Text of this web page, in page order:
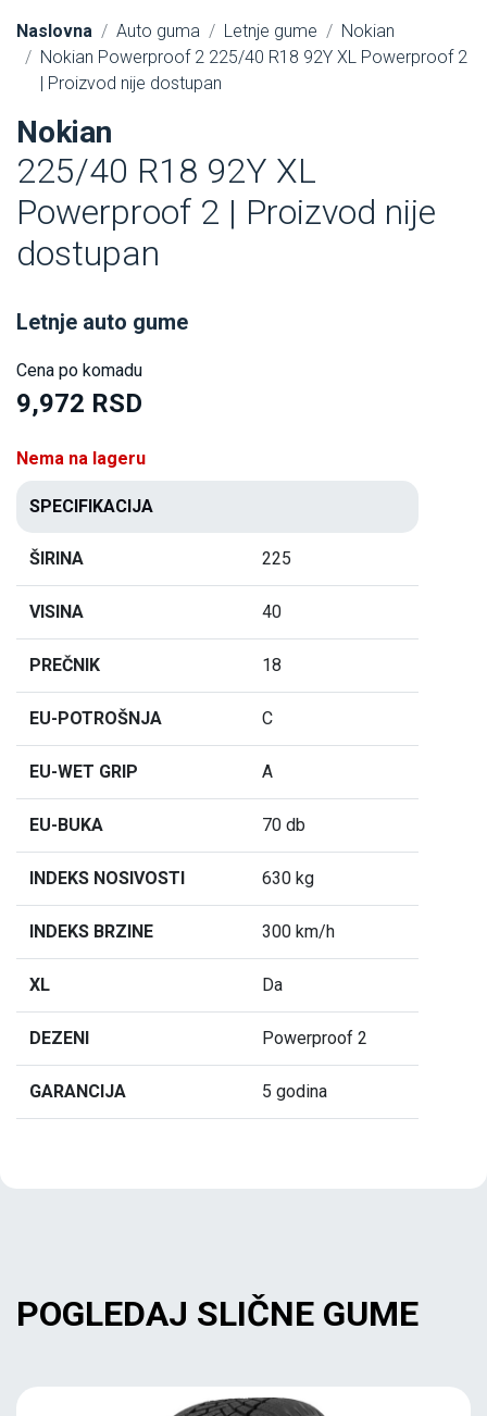
Naslovna Auto guma Letnje gume
Nokian
Nokian Powerproof 2 225/40 R18 92Y XL Powerproof 2
| Proizvod nije dostupan
Nokian
225/40 R18 92Y XL
Powerproof 2 | Proizvod nije
dostupan
Letnje auto gume
Cena po komadu
9,972 RSD
Nema na lageru
SPECIFIKACIJA
ŠIRINA 225
VISINA 40
PREČNIK 18
EU-POTROŠNJA C
EU-WET GRIP A
EU-BUKA 70 db
INDEKS NOSIVOSTI 630 kg
INDEKS BRZINE 300 km/h
XL Da
DEZENI Powerproof 2
GARANCIJA 5 godina
POGLEDAJ SLIČNE GUME